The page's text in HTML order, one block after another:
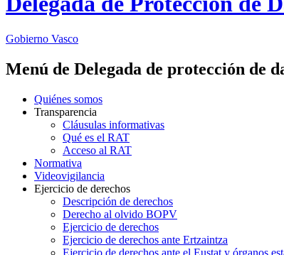
Gobierno Vasco
Menú de Delegada de protección de
Quiénes somos
Transparencia
Cláusulas informativas
Qué es el RAT
Acceso al RAT
Normativa
Videovigilancia
Ejercicio de derechos
Descripción de derechos
Derecho al olvido BOPV
Ejercicio de derechos
Ejercicio de derechos ante Ertzaintza
Ejercicio de derechos ante el Eustat y órganos